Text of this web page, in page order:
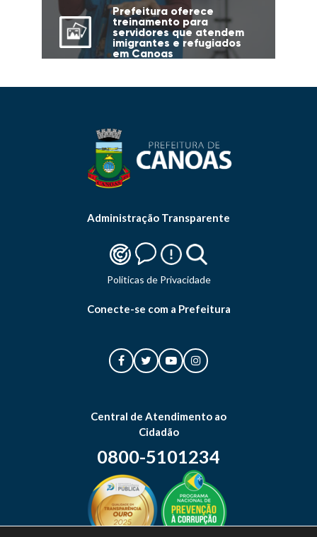
Prefeitura oferece
treinamento para
servidores que atendem
imigrantes e refugiados
em Canoas
Administração Transparente
Politicas de Privacidade
Conecte-se com a Prefeitura
Central de Atendimento ao
Cidadão
0800-5101234